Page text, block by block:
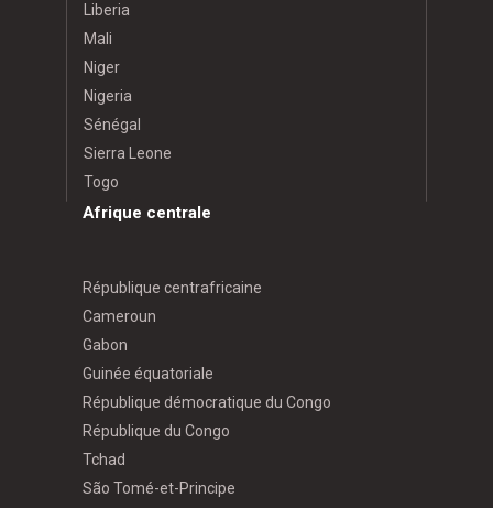
Liberia
Mali
Niger
Nigeria
Sénégal
Sierra Leone
Togo
Afrique centrale
République centrafricaine
Cameroun
Gabon
Guinée équatoriale
République démocratique du Congo
République du Congo
Tchad
São Tomé-et-Principe